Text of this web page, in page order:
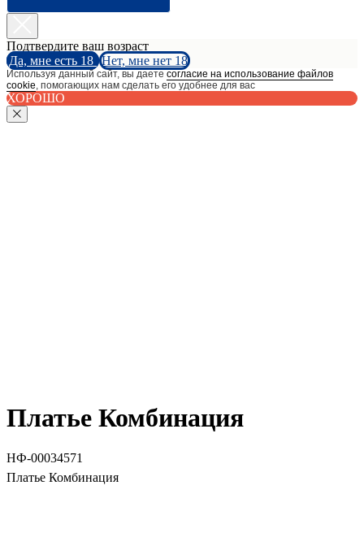
Подтвердите ваш возраст
Да, мне есть 18 Нет, мне нет 18
Используя данный сайт, вы даете согласие на использование файлов
cookie, помогающих нам сделать его удобнее для вас
ХОРОШО
Платье Комбинация
НФ-00034571
Платье Комбинация